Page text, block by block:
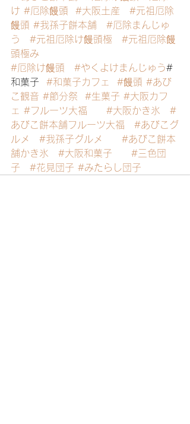
け #厄除饅頭 #大阪土産
#元祖厄除
饅頭 #我孫子餅本舗
#厄除まんじゅ
う
#元祖厄除け饅頭極
#元祖厄除饅
頭極み
#厄除け饅頭
#やくよけまんじゅう#
和菓子 #和菓子カフェ #饅頭 #あび
こ観音 #節分祭 #生菓子 #大阪カフ
ェ #フルーツ大福 #大阪かき氷
#
あびこ餅本舗フルーツ大福
#あびこグ
ルメ
#我孫子グルメ
#あびこ餅本
舗かき氷
#大阪和菓子
#三色団
子
#花見団子 #みたらし団子